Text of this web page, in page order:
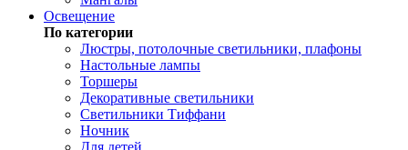
Освещение
По категории
Люстры, потолочные светильники, плафоны
Настольные лампы
Торшеры
Декоративные светильники
Светильники Тиффани
Ночник
Для детей